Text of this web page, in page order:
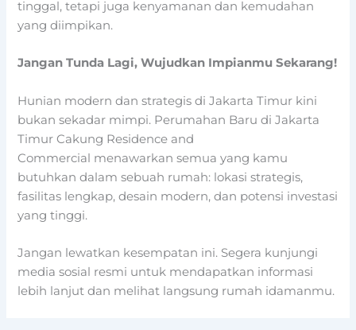
tinggal, tetapi juga kenyamanan dan kemudahan
yang diimpikan.
Jangan Tunda Lagi, Wujudkan Impianmu Sekarang!
Hunian modern dan strategis di Jakarta Timur kini
bukan sekadar mimpi. Perumahan Baru di Jakarta
Timur Cakung Residence and
Commercial menawarkan semua yang kamu
butuhkan dalam sebuah rumah: lokasi strategis,
fasilitas lengkap, desain modern, dan potensi investasi
yang tinggi.
Jangan lewatkan kesempatan ini. Segera kunjungi
media sosial resmi untuk mendapatkan informasi
lebih lanjut dan melihat langsung rumah idamanmu.